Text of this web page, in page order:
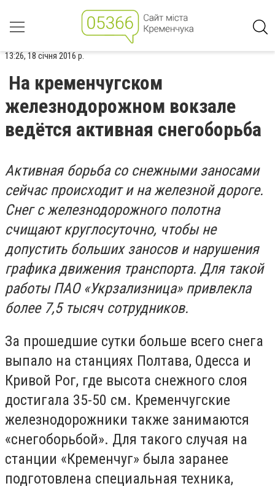
13:26, 18 січня 2016 р.
На кременчугском
железнодорожном вокзале
ведётся активная снегоборьба
Активная борьба со снежными заносами
сейчас происходит и на железной дороге.
Снег с железнодорожного полотна
счищают круглосуточно, чтобы не
допустить больших заносов и нарушения
графика движения транспорта. Для такой
работы ПАО «Укрзализница» привлекла
более 7,5 тысяч сотрудников.
За прошедшие сутки больше всего снега
выпало на станциях Полтава, Одесса и
Кривой Рог, где высота снежного слоя
достигала 35-50 см. Кременчугские
железнодорожники также занимаются
«снегоборьбой». Для такого случая на
станции «Кременчуг» была заранее
подготовлена специальная техника,